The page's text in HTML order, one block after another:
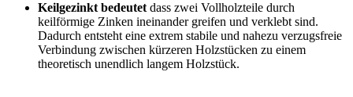
Keilgezinkt bedeutet dass zwei Vollholzteile durch
keilförmige Zinken ineinander greifen und verklebt sind.
Dadurch entsteht eine extrem stabile und nahezu verzugsfreie
Verbindung zwischen kürzeren Holzstücken zu einem
theoretisch unendlich langem Holzstück.